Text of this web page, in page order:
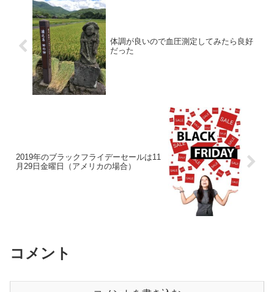
体調が良いので血圧測定してみたら良好
だった
2019年のブラックフライデーセールは11
月29日金曜日（アメリカの場合）
コメント